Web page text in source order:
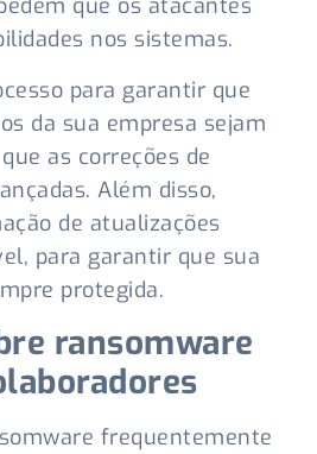
que os atacantes
nos sistemas.
para garantir que
da sua empresa sejam
as correções de
Além disso,
de atualizações
para garantir que sua
protegida.
ransomware
frequentemente